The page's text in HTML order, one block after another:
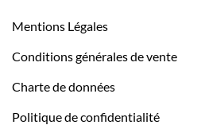
Mentions Légales
Conditions générales de vente
Charte de données
Politique de confidentialité